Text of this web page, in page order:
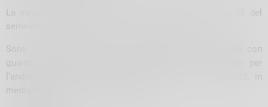
La variazione misurata rispetto al confronto con i livelli del
semestre luglio-dicembre 2021 si attesta invece al -0,3%.
Sono positive, seppur con entità contenuta e in linea con
quanto esaminato a livello congiunto, le aspettative per
l’andamento degli ordinativi dei primi sei mesi del 2023: in
media è atteso un incremento del 3,1%.